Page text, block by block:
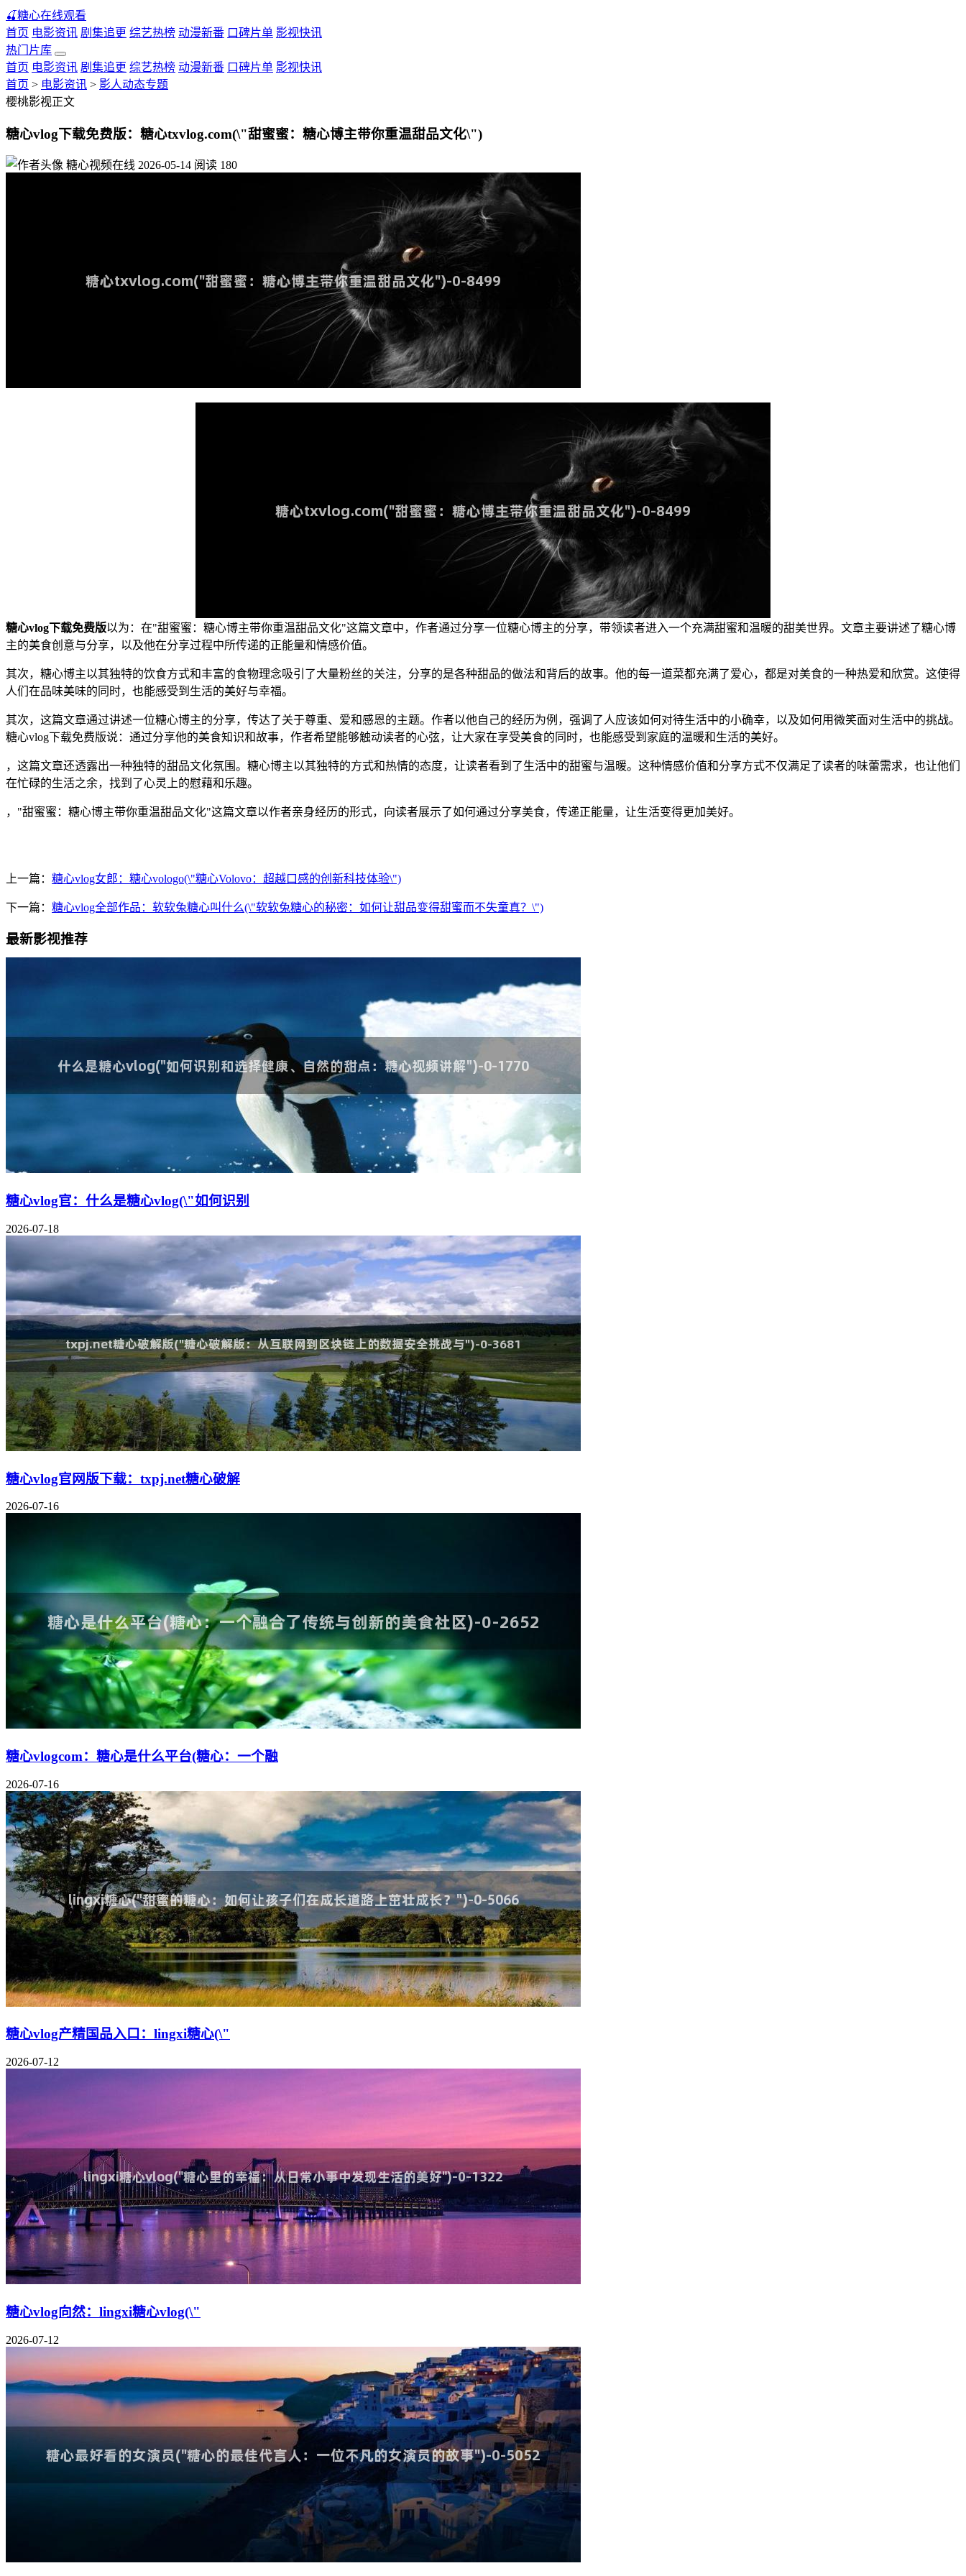
🍒糖心在线观看
首页 电影资讯 剧集追更 综艺热榜 动漫新番 口碑片单 影视快讯
热门片库
首页 电影资讯 剧集追更 综艺热榜 动漫新番 口碑片单 影视快讯
首页 > 电影资讯 > 影人动态专题
樱桃影视正文
糖心vlog下载免费版：糖心txvlog.com(\"甜蜜蜜：糖心博主带你重温甜品文化\")
糖心视频在线 2026-05-14 阅读 180
糖心vlog下载免费版以为：在"甜蜜蜜：糖心博主带你重温甜品文化"这篇文章中，作者通过分享一位糖心博主的分享，带领读者进入一个充满甜蜜和温暖的甜美世界。文章主要讲述了糖心博
主的美食创意与分享，以及他在分享过程中所传递的正能量和情感价值。
其次，糖心博主以其独特的饮食方式和丰富的食物理念吸引了大量粉丝的关注，分享的是各种甜品的做法和背后的故事。他的每一道菜都充满了爱心，都是对美食的一种热爱和欣赏。这使得
人们在品味美味的同时，也能感受到生活的美好与幸福。
其次，这篇文章通过讲述一位糖心博主的分享，传达了关于尊重、爱和感恩的主题。作者以他自己的经历为例，强调了人应该如何对待生活中的小确幸，以及如何用微笑面对生活中的挑战。
糖心vlog下载免费版说：通过分享他的美食知识和故事，作者希望能够触动读者的心弦，让大家在享受美食的同时，也能感受到家庭的温暖和生活的美好。
，这篇文章还透露出一种独特的甜品文化氛围。糖心博主以其独特的方式和热情的态度，让读者看到了生活中的甜蜜与温暖。这种情感价值和分享方式不仅满足了读者的味蕾需求，也让他们
在忙碌的生活之余，找到了心灵上的慰藉和乐趣。
，"甜蜜蜜：糖心博主带你重温甜品文化"这篇文章以作者亲身经历的形式，向读者展示了如何通过分享美食，传递正能量，让生活变得更加美好。
上一篇： 糖心vlog女郎：糖心vologo(\"糖心Volovo：超越口感的创新科技体验\")
下一篇： 糖心vlog全部作品：软软兔糖心叫什么(\"软软兔糖心的秘密：如何让甜品变得甜蜜而不失童真？\")
最新影视推荐
糖心vlog官：什么是糖心vlog(\"如何识别
2026-07-18
糖心vlog官网版下载：txpj.net糖心破解
2026-07-16
糖心vlogcom：糖心是什么平台(糖心：一个融
2026-07-16
糖心vlog产精国品入口：lingxi糖心(\"
2026-07-12
糖心vlog向然：lingxi糖心vlog(\"
2026-07-12